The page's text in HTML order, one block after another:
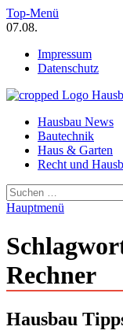
Zum
Inhalt
Top-Menü
07.08.
Impressum
Datenschutz
Hausbautrend Hausbau
Hausbau,
Hausbau News
Bautechnik
Haus & Garten
Recht und
Suchen
nach:
Hauptmenü
Rechner
Hausbau